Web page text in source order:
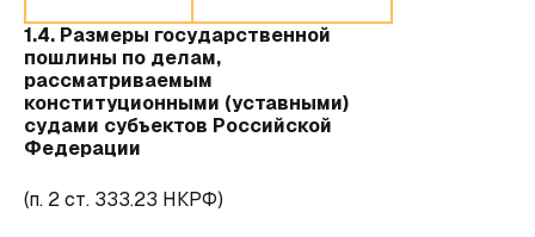
1.4. Размеры государственной
пошлины по делам,
рассматриваемым
конституционными (уставными)
судами субъектов Российской
Федерации
(п. 2 ст. 333.23 НКРФ)